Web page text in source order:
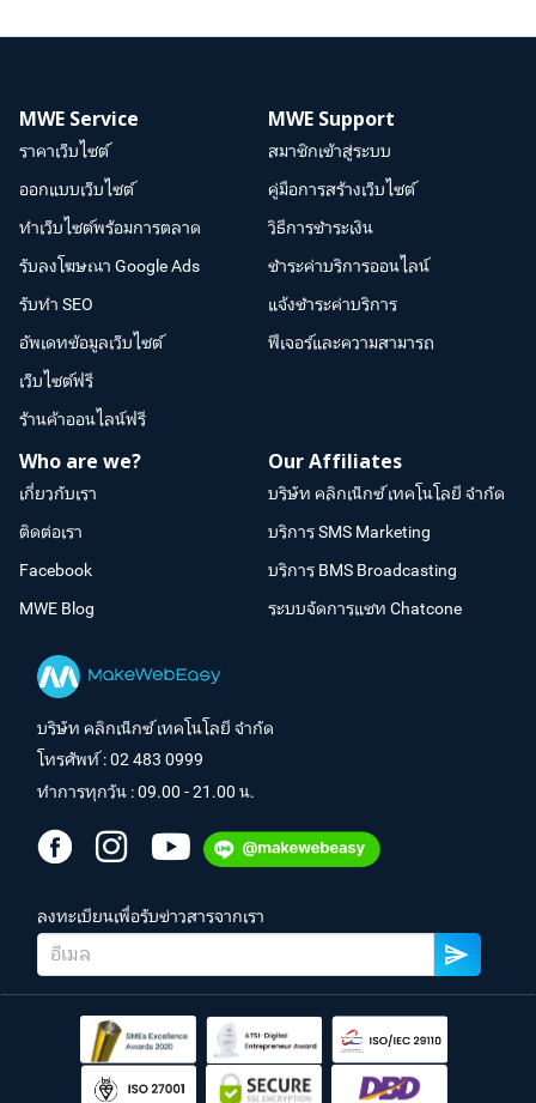
MWE Service
ราคาเว็บไซต์
ออกแบบเว็บไซต์
ทำเว็บไซต์พร้อมการตลาด
รับลงโฆษณา Google Ads
รับทำ SEO
อัพเดทข้อมูลเว็บไซต์
เว็บไซต์ฟรี
ร้านค้าออนไลน์ฟรี
MWE Support
สมาชิกเข้าสู่ระบบ
คู่มือการสร้างเว็บไซต์
วิธีการชำระเงิน
ชำระค่าบริการออนไลน์
แจ้งชำระค่าบริการ
ฟีเจอร์และความสามารถ
Who are we?
เกี่ยวกับเรา
ติดต่อเรา
Facebook
MWE Blog
Our Affiliates
บริษัท คลิกเน็กซ์ เทคโนโลยี จำกัด
บริการ SMS Marketing
บริการ BMS Broadcasting
ระบบจัดการแชท Chatcone
บริษัท คลิกเน็กซ์ เทคโนโลยี จำกัด
โทรศัพท์ :02 483 0999
ทำการทุกวัน : 09.00 - 21.00 น.
ลงทะเบียนเพื่อรับข่าวสารจากเรา